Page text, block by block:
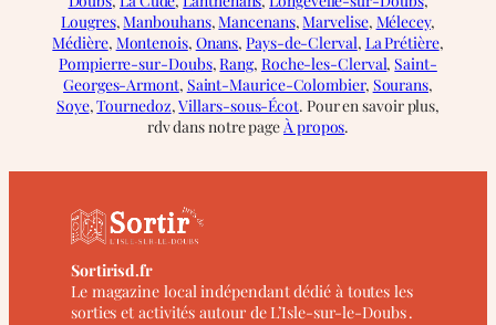
Lougres,Manbouhans,Mancenans,Marvelise, Mélecey,
Médière, Montenois, Onans,Pays-de-Clerval, La Prétière,
Pompierre-sur-Doubs,Rang, Roche-les-Clerval, Saint-
Georges-Armont, Saint-Maurice-Colombier, Sourans,
Soye,Tournedoz,Villars-sous-Écot. Pour en savoir plus,
rdv dans notre page À propos.
Sortirisd.fr
Le magazine local indépendant dédié à toutes les
sorties et activités autour de L’Isle-sur-le-Doubs .